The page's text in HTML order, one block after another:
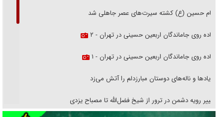
امام حسین (ع) کشته سیرت‌های عصر جاهلی شد
پیاده روی جاماندگان اربعین حسینی در تهران - ۲
پیاده روی جاماندگان اربعین حسینی در تهران - ۱
فریاد‌ها و ناله‌های دوستان مبارزدلم را آتش می‌زد
تغییر رویه دشمن در ترور از شیخ فضل‌الله تا مصباح یزدی